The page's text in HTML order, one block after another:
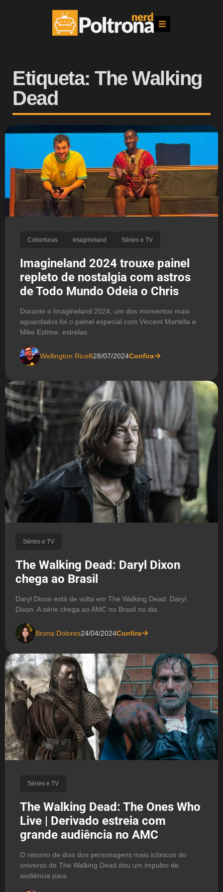
Etiqueta: The Walking
Dead
Coberturas Imagineland Séries e TV
Imagineland 2024 trouxe painel
repleto de nostalgia com astros
de Todo Mundo Odeia o Chris
Durante o Imagineland 2024, um dos momentos mais
aguardados foi o painel especial com Vincent Martella e
Mike Estime, estrelas
Wellington Ricelli28/07/2024Confira
Séries e TV
The Walking Dead: Daryl Dixon
chega ao Brasil
Daryl Dixon está de volta em The Walking Dead: Daryl
Dixon. A série chega ao AMC no Brasil no dia
Bruna Dolores24/04/2024Confira
Séries e TV
The Walking Dead: The Ones Who
Live | Derivado estreia com
grande audiência no AMC
O retorno de dois dos personagens mais icônicos do
universo de The Walking Dead deu um impulso de
audiência para